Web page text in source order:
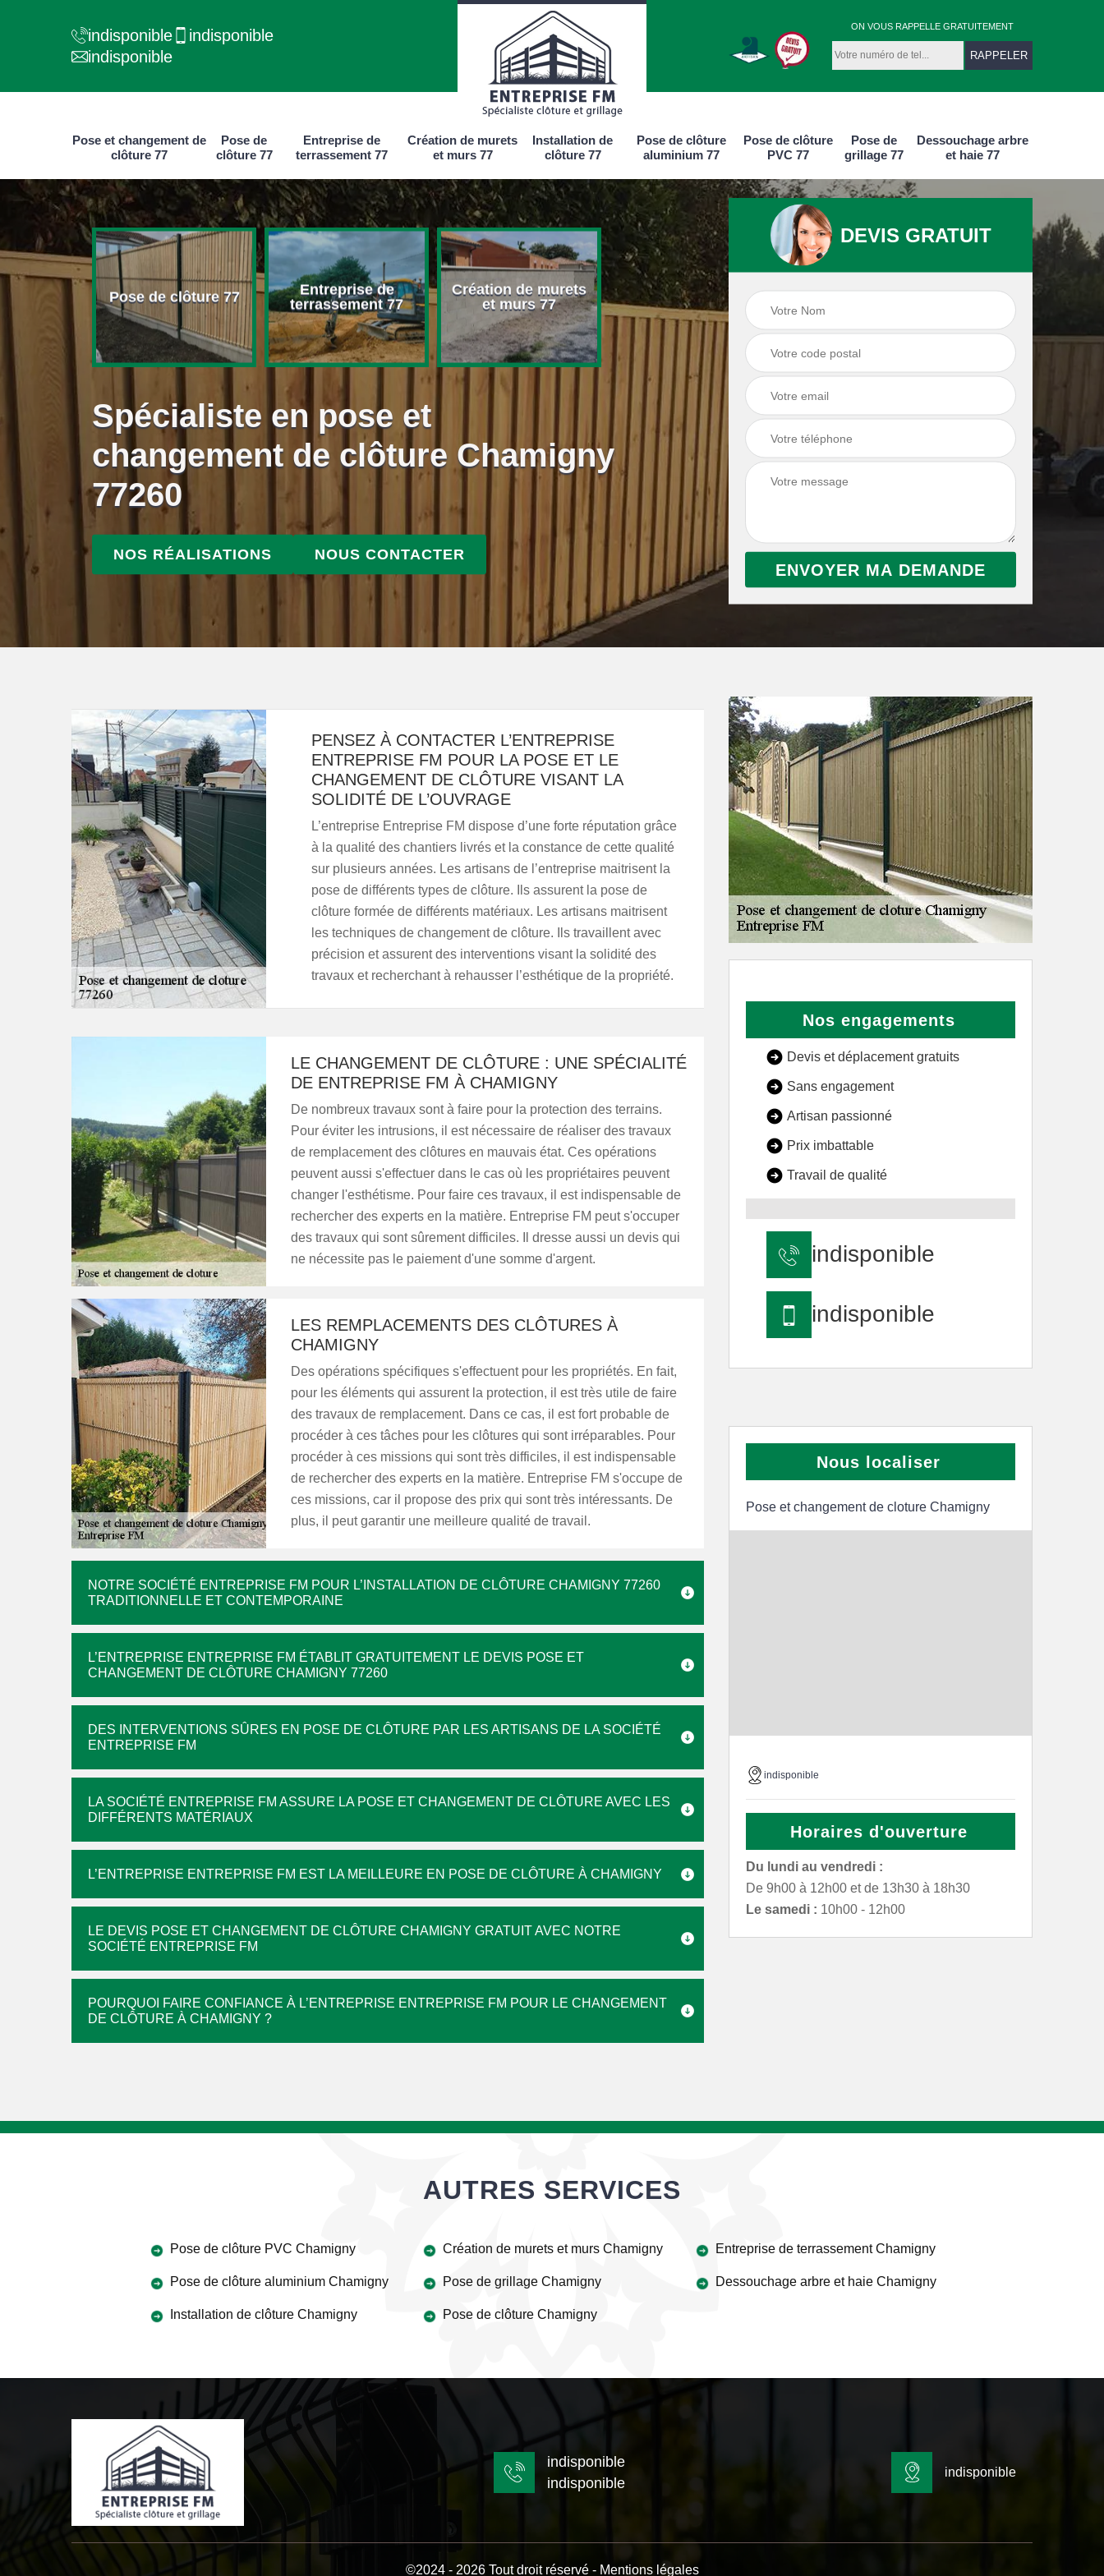
indisponible
indisponible
indisponible
ON VOUS RAPPELLE GRATUITEMENT
Pose et changement de
clôture 77
Pose de
clôture 77
Entreprise de
terrassement 77
Création de murets
et murs 77
Installation de
clôture 77
Pose de clôture
aluminium 77
Pose de clôture
PVC 77
Pose de
grillage 77
Dessouchage arbre
et haie 77
et
de
Pose de clôture 77
Entreprise de
terrassement 77
Création de murets
et murs 77
Installation de
clôture 77
Pose de clôture
Pose de clôture
PVC 77
Spécialiste en pose et
changement de clôture Chamigny
77260
NOS RÉALISATIONS NOUS CONTACTER
DEVIS GRATUIT
PENSEZ À CONTACTER L’ENTREPRISE
ENTREPRISE FM POUR LA POSE ET LE
CHANGEMENT DE CLÔTURE VISANT LA
SOLIDITÉ DE L’OUVRAGE
L’entreprise Entreprise FM dispose d’une forte réputation grâce
à la qualité des chantiers livrés et la constance de cette qualité
sur plusieurs années. Les artisans de l’entreprise maitrisent la
pose de différents types de clôture. Ils assurent la pose de
clôture formée de différents matériaux. Les artisans maitrisent
les techniques de changement de clôture. Ils travaillent avec
précision et assurent des interventions visant la solidité des
travaux et recherchant à rehausser l’esthétique de la propriété.
LE CHANGEMENT DE CLÔTURE : UNE SPÉCIALITÉ
DE ENTREPRISE FM À CHAMIGNY
De nombreux travaux sont à faire pour la protection des terrains.
Pour éviter les intrusions, il est nécessaire de réaliser des travaux
de remplacement des clôtures en mauvais état. Ces opérations
peuvent aussi s'effectuer dans le cas où les propriétaires peuvent
changer l'esthétisme. Pour faire ces travaux, il est indispensable de
rechercher des experts en la matière. Entreprise FM peut s'occuper
des travaux qui sont sûrement difficiles. Il dresse aussi un devis qui
ne nécessite pas le paiement d'une somme d'argent.
LES REMPLACEMENTS DES CLÔTURES À
CHAMIGNY
Des opérations spécifiques s'effectuent pour les propriétés. En fait,
pour les éléments qui assurent la protection, il est très utile de faire
des travaux de remplacement. Dans ce cas, il est fort probable de
procéder à ces tâches pour les clôtures qui sont irréparables. Pour
procéder à ces missions qui sont très difficiles, il est indispensable
de rechercher des experts en la matière. Entreprise FM s'occupe de
ces missions, car il propose des prix qui sont très intéressants. De
plus, il peut garantir une meilleure qualité de travail.
NOTRE SOCIÉTÉ ENTREPRISE FM POUR L’INSTALLATION DE CLÔTURE CHAMIGNY 77260
TRADITIONNELLE ET CONTEMPORAINE
L’ENTREPRISE ENTREPRISE FM ÉTABLIT GRATUITEMENT LE DEVIS POSE ET
CHANGEMENT DE CLÔTURE CHAMIGNY 77260
DES INTERVENTIONS SÛRES EN POSE DE CLÔTURE PAR LES ARTISANS DE LA SOCIÉTÉ
ENTREPRISE FM
LA SOCIÉTÉ ENTREPRISE FM ASSURE LA POSE ET CHANGEMENT DE CLÔTURE AVEC LES
DIFFÉRENTS MATÉRIAUX
L’ENTREPRISE ENTREPRISE FM EST LA MEILLEURE EN POSE DE CLÔTURE À CHAMIGNY
LE DEVIS POSE ET CHANGEMENT DE CLÔTURE CHAMIGNY GRATUIT AVEC NOTRE
SOCIÉTÉ ENTREPRISE FM
POURQUOI FAIRE CONFIANCE À L’ENTREPRISE ENTREPRISE FM POUR LE CHANGEMENT
DE CLÔTURE À CHAMIGNY ?
Nos engagements
Devis et déplacement gratuits
Sans engagement
Artisan passionné
Prix imbattable
Travail de qualité
indisponible
indisponible
Nous localiser
Pose et changement de cloture Chamigny
indisponible
Horaires d'ouverture
Du lundi au vendredi :
De 9h00 à 12h00 et de 13h30 à 18h30
Le samedi : 10h00 - 12h00
AUTRES SERVICES
Pose de clôture PVC Chamigny
Pose de clôture aluminium Chamigny
Installation de clôture Chamigny
Création de murets et murs Chamigny
Pose de grillage Chamigny
Pose de clôture Chamigny
Entreprise de terrassement Chamigny
Dessouchage arbre et haie Chamigny
indisponible
indisponible
indisponible
©2024 - 2026 Tout droit réservé - Mentions légales